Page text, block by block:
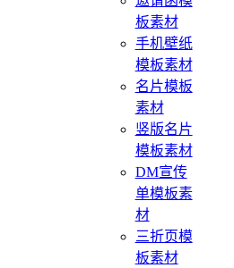
板素材
手机壁纸
模板素材
名片模板
素材
竖版名片
模板素材
DM宣传
单模板素
材
三折页模
板素材